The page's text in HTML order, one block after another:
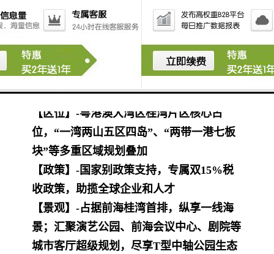
【区位】-粤港澳大湾区桂湾片区核心占
位，“一湾两山五区四岛”、“两带一港七板
块”等多重区域规划叠加
【政策】-国家别政策支持，专属双15%税
收政策，助揽全球企业和人才
【景观】-占据前海桂湾首排，纵享一线海
景；汇聚演艺公园、前海会议中心、剧院等
城市客厅超级规划，尽享T型中轴公园生态